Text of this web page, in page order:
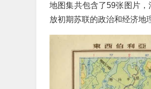
地图集共包含了59张图片
放初期苏联的政治和经济地